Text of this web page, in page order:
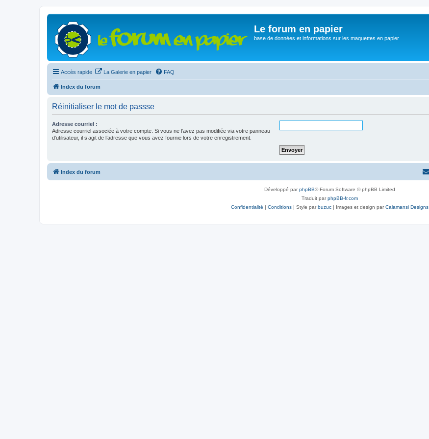
Le forum en papier
base de données et informations sur les maquettes en papier
Accès rapide La Galerie en papier FAQ
Index du forum
Réinitialiser le mot de passse
Adresse courriel :
Adresse courriel associée à votre compte. Si vous ne l’avez pas modifiée via votre panneau
d’utilisateur, il s’agit de l’adresse que vous avez fournie lors de votre enregistrement.
Index du forum
Développé parphpBB® Forum Software © phpBB Limited
Traduit parphpBB-fr.com
Confidentialité | Conditions| Style parbuzuc| Images et design parCalamansi Designs